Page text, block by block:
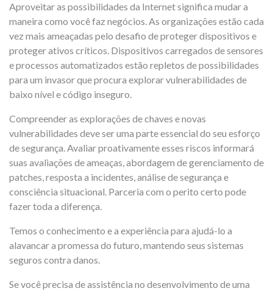
Aproveitar as possibilidades da Internet significa mudar a
maneira como você faz negócios. As organizações estão cada
vez mais ameaçadas pelo desafio de proteger dispositivos e
proteger ativos críticos. Dispositivos carregados de sensores
e processos automatizados estão repletos de possibilidades
para um invasor que procura explorar vulnerabilidades de
baixo nível e código inseguro.
Compreender as explorações de chaves e novas
vulnerabilidades deve ser uma parte essencial do seu esforço
de segurança. Avaliar proativamente esses riscos informará
suas avaliações de ameaças, abordagem de gerenciamento de
patches, resposta a incidentes, análise de segurança e
consciência situacional. Parceria com o perito certo pode
fazer toda a diferença.
Temos o conhecimento e a experiência para ajudá-lo a
alavancar a promessa do futuro, mantendo seus sistemas
seguros contra danos.
Se você precisa de assistência no desenvolvimento de uma